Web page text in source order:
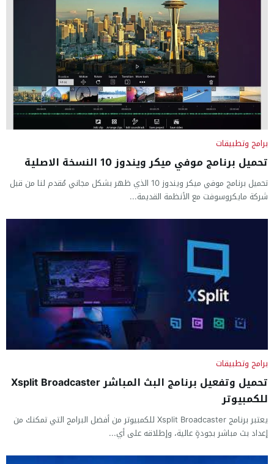
برامج وتطبيقات
تحميل برنامج موفي ميكر ويندوز 10 النسخة الاصلية
تحميل برنامج موفي ميكر ويندوز 10 الذي ظهر بشكل مجاني مُقدم لنا من قبل
شركة مايكروسوفت مع الأنظمة القديمة...
برامج وتطبيقات
تحميل وتفعيل برنامج البث المباشر Xsplit Broadcaster
للكمبيوتر
يعتبر برنامج Xsplit Broadcaster للكمبيوتر من أفضل البرامج التي تمكنك من
إعداد بث مباشر بجودةٍ عالية، وإطلاقه على أي...